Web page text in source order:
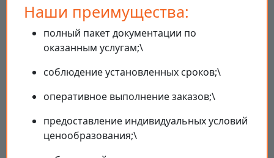
Наши преимущества:
полный пакет документации по
оказанным услугам;\
соблюдение установленных сроков;\
оперативное выполнение заказов;\
предоставление индивидуальных условий
ценообразования;\